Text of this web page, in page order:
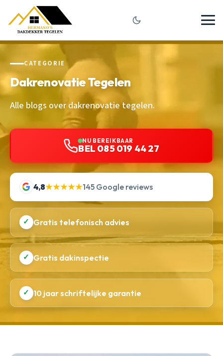
CATEGORIE
Dakrenovatie Tegelen
Alle blogs over dakrenovatie tegelen.
NU BEREIKBAAR
BEL 085 019 44 27
4,8★★★★★145 Google reviews
✓ Gratis telefonisch advies
✓ Gratis dakinspectie
✓ 10 jaar schriftelijke garantie